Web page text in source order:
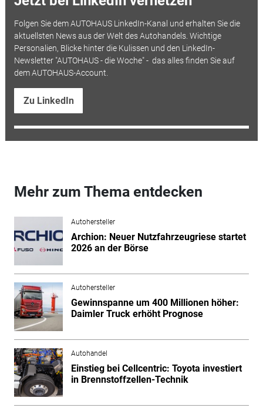
Folgen Sie dem AUTOHAUS LinkedIn-Kanal und erhalten Sie die
aktuellsten News aus der Welt des Autohandels. Wichtige
Personalien, Blicke hinter die Kulissen und den LinkedIn-
Newsletter "AUTOHAUS - die Woche" - das alles finden Sie auf
dem AUTOHAUS-Account.
Zu LinkedIn
Mehr zum Thema entdecken
Autohersteller
Archion: Neuer Nutzfahrzeugriese startet
2026 an der Börse
Autohersteller
Gewinnspanne um 400 Millionen höher:
Daimler Truck erhöht Prognose
Autohandel
Einstieg bei Cellcentric: Toyota investiert
in Brennstoffzellen-Technik